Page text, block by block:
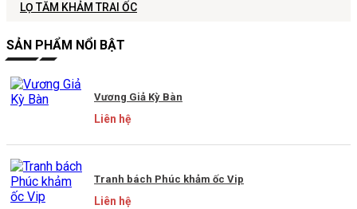
LỌ TĂM KHẢM TRAI ỐC
SẢN PHẨM NỔI BẬT
Vương Giả Kỳ Bàn
Liên hệ
Tranh bách Phúc khảm ốc Vip
Liên hệ